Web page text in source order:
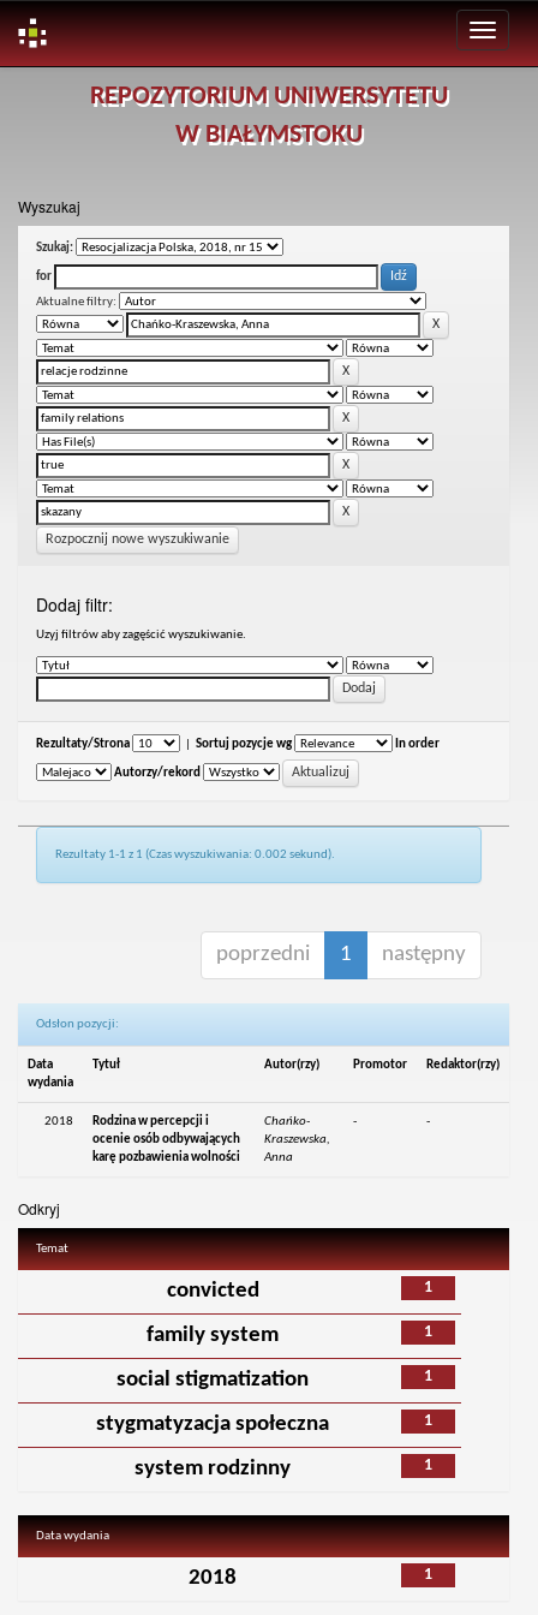
REPOZYTORIUM UNIWERSYTETU
W BIAŁYMSTOKU
Wyszukaj
Szukaj:
for
Aktualne filtry:
Rozpocznij nowe wyszukiwanie
Dodaj filtr:
Uzyj filtrów aby zagęścić wyszukiwanie.
Rezultaty/Strona Sortuj pozycje wg In order
Autorzy/rekord
Rezultaty 1-1 z 1 (Czas wyszukiwania: 0.002 sekund).
poprzedni 1 następny
Odsłon pozycji:
Data
wydania
Tytuł Autor(rzy) Promotor Redaktor(rzy)
2018
Rodzina w percepcji i
ocenie osób odbywających
karę pozbawienia wolności
Chańko-
Kraszewska,
Anna
- -
Odkryj
Temat
1
convicted
1
family system
1
social stigmatization
1
stygmatyzacja społeczna
1
system rodzinny
Data wydania
1
2018